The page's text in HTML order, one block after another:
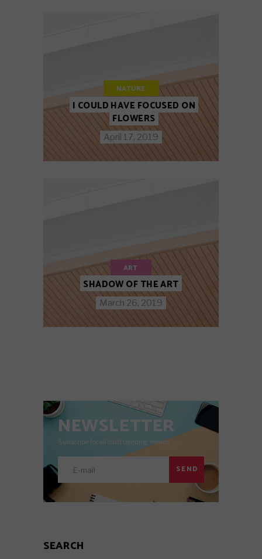
NATURE
I COULD HAVE FOCUSED ON
FLOWERS
April 17, 2019
ART
SHADOW OF THE ART
March 26, 2019
NEWSLETTER
Subscribe for all stuff trending related.
SEND
SEARCH